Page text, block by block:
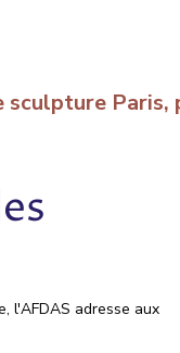
l'AFDAS adresse aux